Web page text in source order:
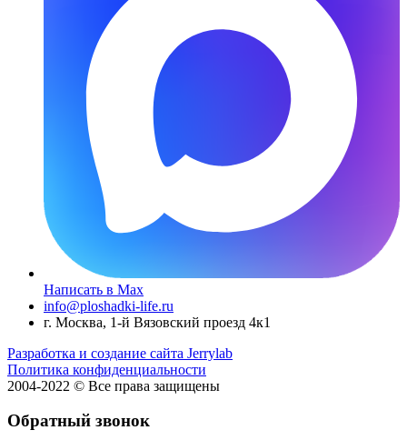
Написать в Max
info@ploshadki-life.ru
г. Москва, 1-й Вязовский проезд 4к1
Разработка и создание сайта Jerrylab
Политика конфиденциальности
2004-2022 © Все права защищены
Обратный звонок